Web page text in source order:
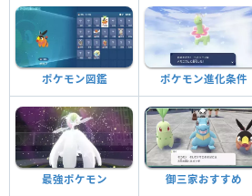
ポケモン図鑑 ポケモン進化条件
最強ポケモン 御三家おすすめ